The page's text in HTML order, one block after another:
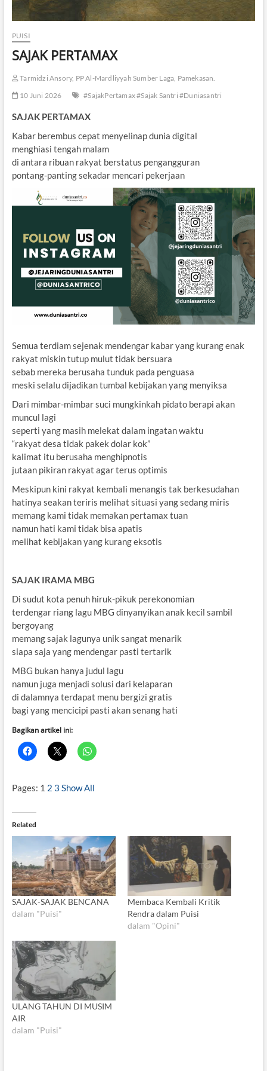
PUISI
SAJAK PERTAMAX
Tarmidzi Ansory, PP Al-Mardliyyah Sumber Laga, Pamekasan.
10 Juni 2026
#SajakPertamax #Sajak Santri #Duniasantri
SAJAK PERTAMAX
Kabar berembus cepat menyelinap dunia digital
menghiasi tengah malam
di antara ribuan rakyat berstatus pengangguran
pontang-panting sekadar mencari pekerjaan
Semua terdiam sejenak mendengar kabar yang kurang enak
rakyat miskin tutup mulut tidak bersuara
sebab mereka berusaha tunduk pada penguasa
meski selalu dijadikan tumbal kebijakan yang menyiksa
Dari mimbar-mimbar suci mungkinkah pidato berapi akan
muncul lagi
seperti yang masih melekat dalam ingatan waktu
“rakyat desa tidak pakek dolar kok”
kalimat itu berusaha menghipnotis
jutaan pikiran rakyat agar terus optimis
Meskipun kini rakyat kembali menangis tak berkesudahan
hatinya seakan teriris melihat situasi yang sedang miris
memang kami tidak memakan pertamax tuan
namun hati kami tidak bisa apatis
melihat kebijakan yang kurang eksotis
SAJAK IRAMA MBG
Di sudut kota penuh hiruk-pikuk perekonomian
terdengar riang lagu MBG dinyanyikan anak kecil sambil
bergoyang
memang sajak lagunya unik sangat menarik
siapa saja yang mendengar pasti tertarik
MBG bukan hanya judul lagu
namun juga menjadi solusi dari kelaparan
di dalamnya terdapat menu bergizi gratis
bagi yang mencicipi pasti akan senang hati
Bagikan artikel ini:
Pages: 1 2 3 Show All
Related
SAJAK-SAJAK BENCANA
dalam "Puisi"
Membaca Kembali Kritik
Rendra dalam Puisi
dalam "Opini"
ULANG TAHUN DI MUSIM
AIR
dalam "Puisi"